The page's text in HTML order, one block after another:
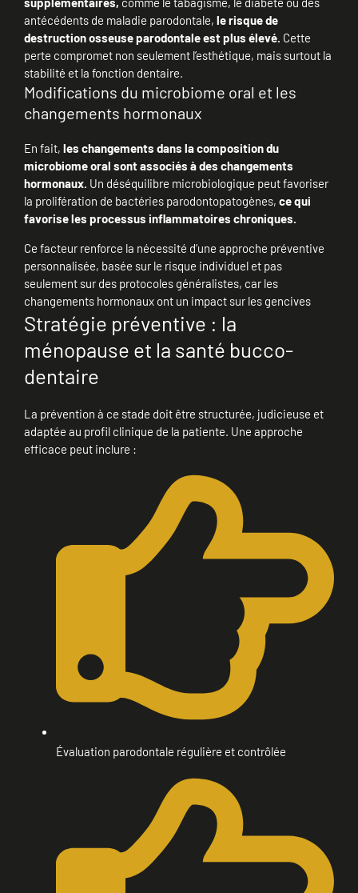
antécédents de maladie parodontale, le risque de
destruction osseuse parodontale est plus élevé. Cette
perte compromet non seulement l’esthétique, mais surtout la
stabilité et la fonction dentaire.
Modifications du microbiome oral et les
changements hormonaux
En fait, les changements dans la composition du
microbiome oral sont associés à des changements
hormonaux. Un déséquilibre microbiologique peut favoriser
la prolifération de bactéries parodontopatogènes, ce qui
favorise les processus inflammatoires chroniques.
Ce facteur renforce la nécessité d’une approche préventive
personnalisée, basée sur le risque individuel et pas
seulement sur des protocoles généralistes, car les
changements hormonaux ont un impact sur les gencives
Stratégie préventive : la
ménopause et la santé bucco-
dentaire
La prévention à ce stade doit être structurée, judicieuse et
adaptée au profil clinique de la patiente. Une approche
efficace peut inclure :
Évaluation parodontale régulière et contrôlée